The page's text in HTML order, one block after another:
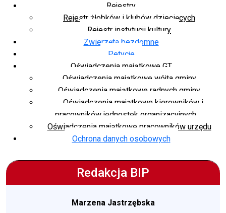
Rejestry
Rejestr żłobków i klubów dziecięcych
Rejestr instytucji kultury
Zwierzęta bezdomne
Petycje
Oświadczenia majątkowe GT
Oświadczenia majątkowe wójta gminy
Oświadczenia majątkowe radnych gminy
Oświadczenia majątkowe kierowników i
pracowników jednostek organizacyjnych
Oświadczenia majątkowe pracowników urzędu
Ochrona danych osobowych
Redakcja BIP
Marzena Jastrzębska